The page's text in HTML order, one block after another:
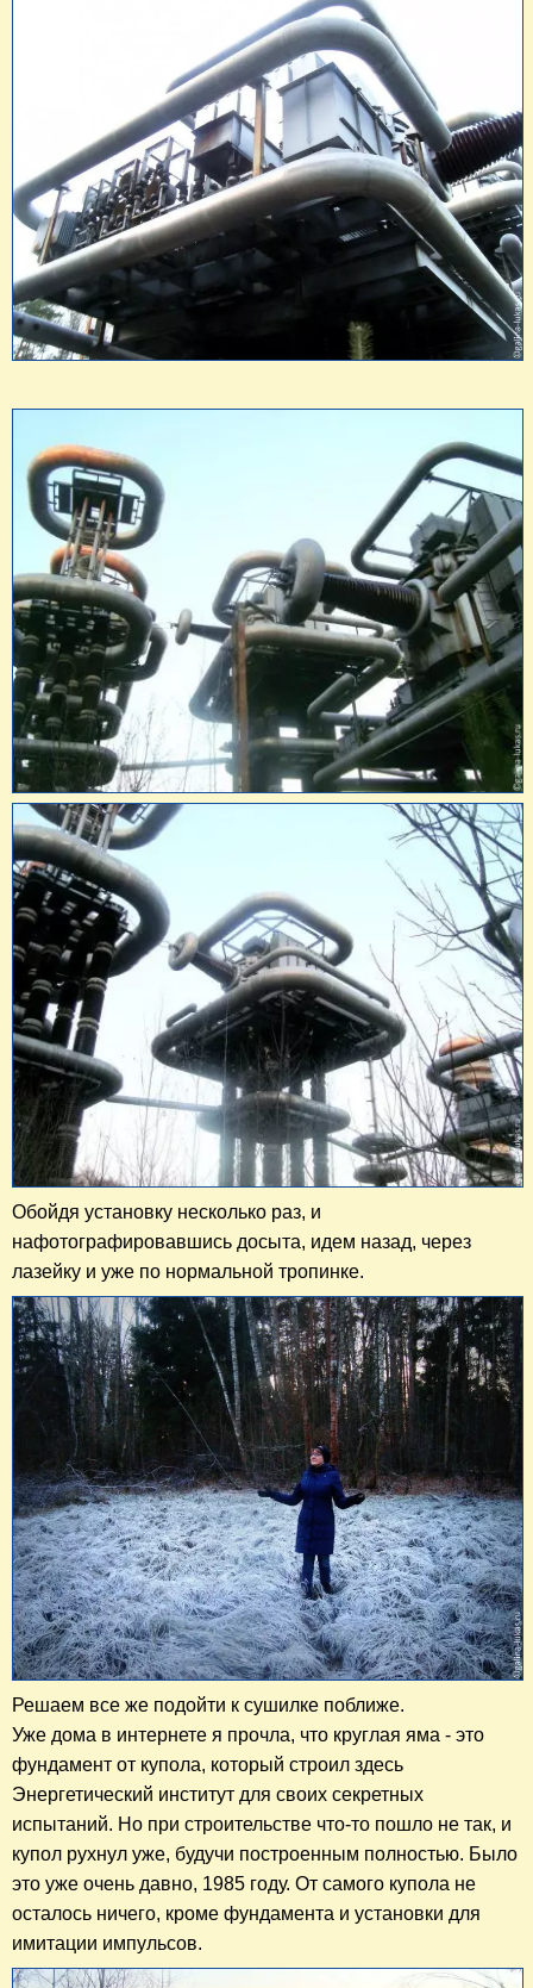
Обойдя установку несколько раз, и
нафотографировавшись досыта, идем назад, через
лазейку и уже по нормальной тропинке.
Решаем все же подойти к сушилке поближе.
Уже дома в интернете я прочла, что круглая яма - это
фундамент от купола, который строил здесь
Энергетический институт для своих секретных
испытаний. Но при строительстве что-то пошло не так, и
купол рухнул уже, будучи построенным полностью. Было
это уже очень давно, 1985 году. От самого купола не
осталось ничего, кроме фундамента и установки для
имитации импульсов.